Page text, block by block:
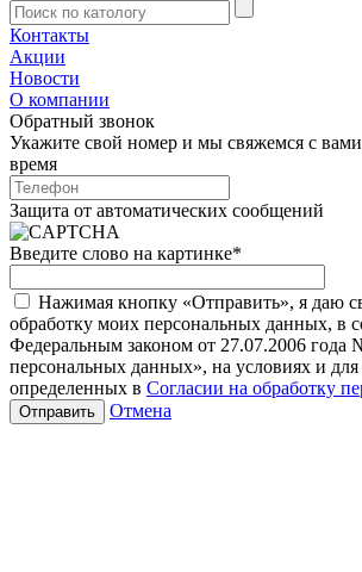
Контакты
Акции
Новости
О компании
Обратный звонок
Укажите свой номер и мы свяжемся с
время
Защита от автоматических сообщений
Введите слово на картинке*
Нажимая кнопку «Отправить», я даю
обработку моих персональных данных, в
Федеральным законом от 27.07.2006
персональных данных», на условиях и для
определенных в Согласии на обработку
Отмена